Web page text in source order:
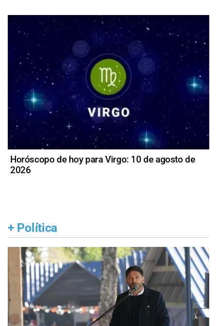
Horóscopo de hoy para Virgo: 10 de agosto de
2026
+ Política